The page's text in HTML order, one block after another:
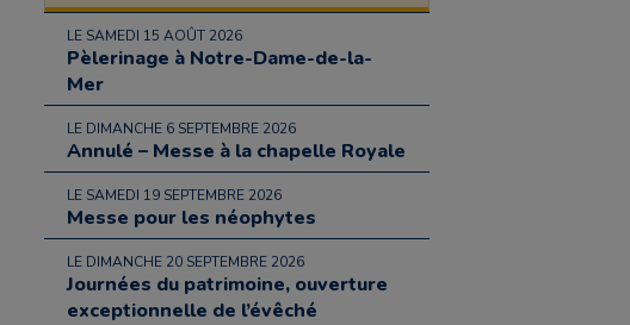
LE SAMEDI 15 AOÛT 2026
Pèlerinage à Notre-Dame-de-la-
Mer
LE DIMANCHE 6 SEPTEMBRE 2026
Annulé – Messe à la chapelle Royale
LE SAMEDI 19 SEPTEMBRE 2026
Messe pour les néophytes
LE DIMANCHE 20 SEPTEMBRE 2026
Journées du patrimoine, ouverture
exceptionnelle de l’évêché